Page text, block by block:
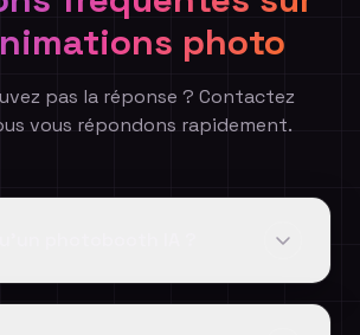
photo
pas la réponse ? Contactez
vous répondons rapidement.